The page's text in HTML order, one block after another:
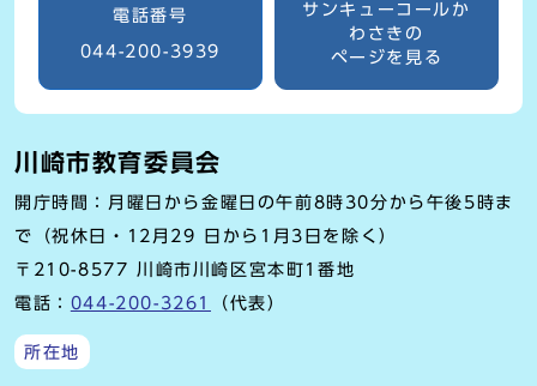
電話番号
044-200-3939
サンキューコールか
わさきの
ページを見る
川崎市教育委員会
開庁時間：月曜日から金曜日の午前8時30分から午後5時ま
で（祝休日・12月29 日から1月3日を除く）
〒210-8577 川崎市川崎区宮本町1番地
電話： 044-200-3261 （代表）
所在地